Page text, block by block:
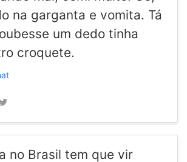
na garganta e vomita. Tá
um dedo tinha
croquete.
no Brasil tem que vir